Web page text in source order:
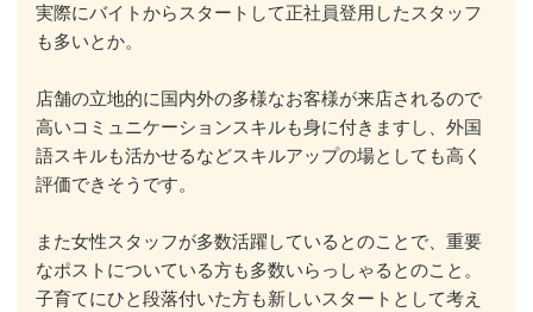
実際にバイトからスタートして正社員登用したスタッフ
も多いとか。
店舗の立地的に国内外の多様なお客様が来店されるので
高いコミュニケーションスキルも身に付きますし、外国
語スキルも活かせるなどスキルアップの場としても高く
評価できそうです。
また女性スタッフが多数活躍しているとのことで、重要
なポストについている方も多数いらっしゃるとのこと。
子育てにひと段落付いた方も新しいスタートとして考え